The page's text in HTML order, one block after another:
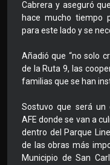
Cabrera y aseguró
hace mucho tiempo
para este lado y se
Añadió que “no solo
de la Ruta 9, las
familias que se han
Sostuvo que será un
AFE donde se van a
dentro del Parque
de las obras más
Municipio de San